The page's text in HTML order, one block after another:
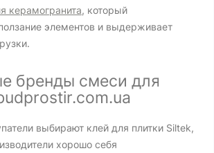
керамогранита, который
элементов и выдерживает
бренды смеси для
выбирают клей для плитки Siltek,
хорошо себя